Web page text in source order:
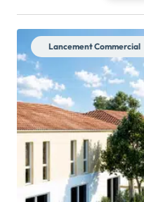
maisons neuves 4
- MAISON TÉMOIN À
D'ILARIS est un bel
des appartements et
quartier résidentiel
commodités, à 1 km de
charmant bourg de
Vie.Chaque maison
allant jusqu'à 800 m²,
jours. *Voir […] Voir le
>>
Lancement Commercial